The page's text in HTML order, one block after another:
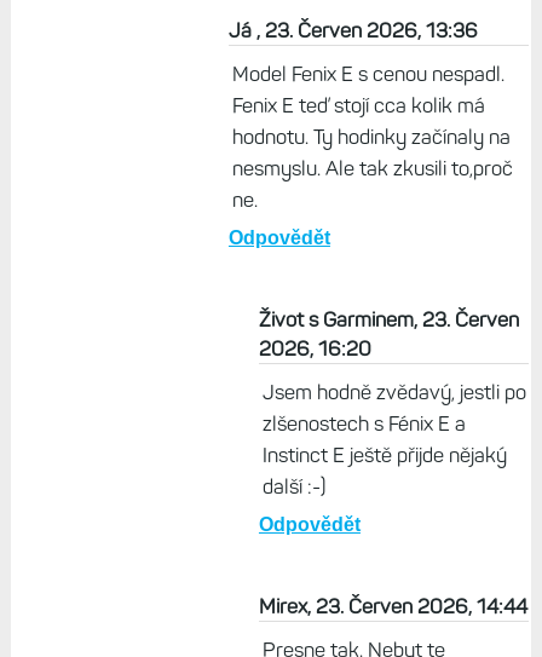
Já , 23. Červen 2026, 13:36
Model Fenix E s cenou nespadl.
Fenix E teď stojí cca kolik má
hodnotu. Ty hodinky začínaly na
nesmyslu. Ale tak zkusili to,proč
ne.
Odpovědět
Život s Garminem, 23. Červen
2026, 16:20
Jsem hodně zvědavý, jestli po
zlšenostech s Fénix E a
Instinct E ještě přijde nějaký
další :-)
Odpovědět
Mirex, 23. Červen 2026, 14:44
Presne tak. Nebyt te